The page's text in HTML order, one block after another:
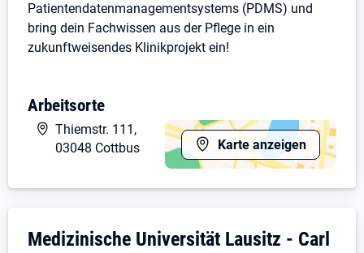
Patientendatenmanagementsystems (PDMS) und
bring dein Fachwissen aus der Pflege in ein
zukunftweisendes Klinikprojekt ein!
Projekt über den gesamten Einführungszeitraum
hinweg und unterstützt mehrere Bereiche in enger
Abstimmung mit Projektleitung, IT und
Fachbereichen.
**Komplexpflege: **Du planst, dokumentierst und
führst eine individuelle, hochkomplexe Pflege
Arbeitsorte
Karte anzeigen
Thiemstr. 111,
03048 Cottbus
Unternehmensdarstellung: Medizinische
Medizinische Universität Lausitz - Carl